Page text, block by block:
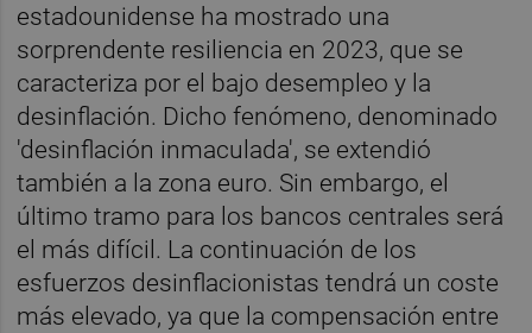
estadounidense ha mostrado una
sorprendente resiliencia en 2023, que se
caracteriza por el bajo desempleo y la
desinflación. Dicho fenómeno, denominado
'desinflación inmaculada', se extendió
también a la zona euro. Sin embargo, el
último tramo para los bancos centrales será
el más difícil. La continuación de los
esfuerzos desinflacionistas tendrá un coste
más elevado, ya que la compensación entre